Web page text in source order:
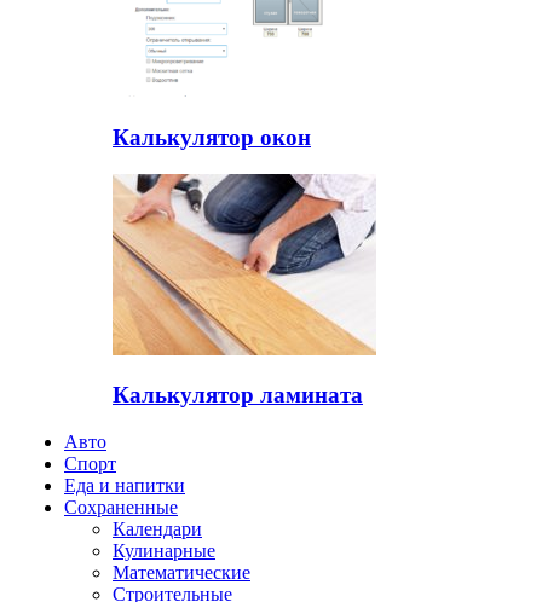
Калькулятор окон
Калькулятор ламината
Авто
Спорт
Еда и напитки
Сохраненные
Календари
Кулинарные
Математические
Строительные